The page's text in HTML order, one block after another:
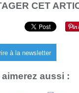
CET
à la newsletter
aussi :